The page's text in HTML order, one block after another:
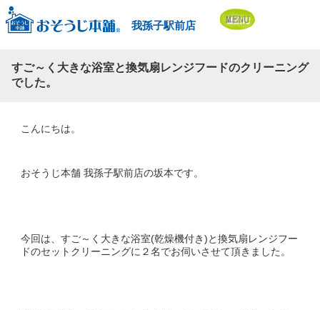
我孫子駅前店
すご～く大きな浴室と換気扇レンジフードのクリーニング
でした。
こんにちは。
おそうじ本舗 我孫子駅前店の坂本です。
今回は、すご～く大きな浴室(乾燥機付き)と換気扇レンジフー
ドのセットクリーニングに２名でお伺いさせて頂きました。